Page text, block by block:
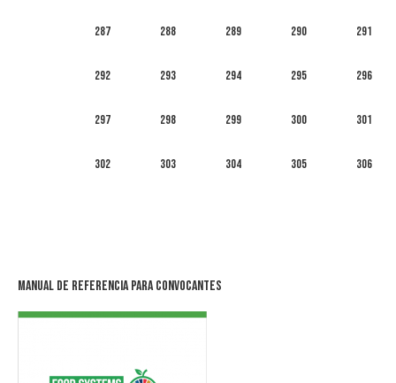
287 288 289 290 291
292 293 294 295 296
297 298 299 300 301
302 303 304 305 306
Manual de Referencia para Convocantes